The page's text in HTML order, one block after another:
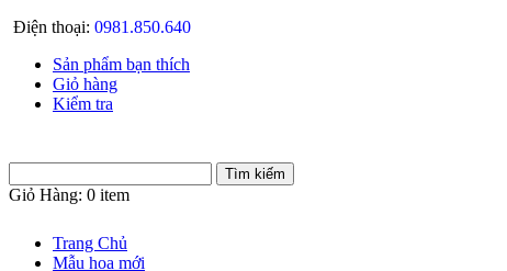
Điện thoại: 0981.850.640
Sản phẩm bạn thích
Giỏ hàng
Kiểm tra
Giỏ Hàng: 0 item
Trang Chủ
Mẫu hoa mới